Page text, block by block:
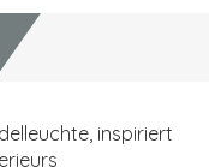
inspiriert